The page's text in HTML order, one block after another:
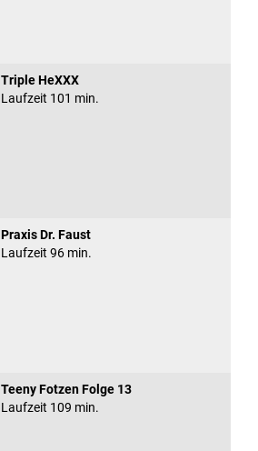
Triple HeXXX
Laufzeit 101 min.
Praxis Dr. Faust
Laufzeit 96 min.
Teeny Fotzen Folge 13
Laufzeit 109 min.